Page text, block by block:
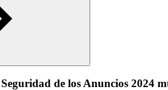
de los Anuncios 2024